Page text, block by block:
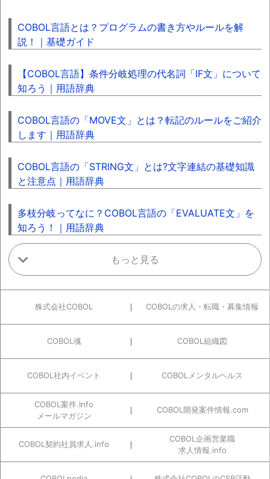
平成27年 6月30日
第10期目にして従業員数200名、
平成26年12月12日
2014年忘年会 in 第一ホテル両国
2014年社員旅行 神奈川県の箱根神社
平成26年10月28日
公益財団法人 日本盲導犬協会に寄付
平成25年12月 6日
平成25年11月10日
プライバシーマーク更新 認定番号
21000462(03)号
平成25年 3月 8日
2013年社員旅行 群馬県の榛名神社
2012年忘年会 in 渋谷東武ホテル
平成24年 3月 9日
2012年社員旅行 静岡県の三嶋大社
平成23年12月 2日
2011年忘年会 in かに道楽 新宿本店
平成23年11月10日
プライバシーマーク更新 認定番号
21000462(02)号
平成23年 3月16日
東北関東大震災に対し、義援金を送付
COBOL言語とは？プログラムの書き方やルールを解
説！｜基礎ガイド
【COBOL言語】条件分岐処理の代名詞「IF文」について
知ろう｜用語辞典
COBOL言語の「MOVE文」とは？転記のルールをご紹介
します｜用語辞典
COBOL言語の「STRING文」とは?文字連結の基礎知識
と注意点｜用語辞典
多枝分岐ってなに？COBOL言語の「EVALUATE文」を
知ろう！｜用語辞典
株式会社COBOL COBOLの求人・転職・募集情報
COBOL魂 COBOL組織図
COBOL社内イベント COBOLメンタルヘルス
COBOL案件.Info
メールマガジン
COBOL開発案件情報.com
COBOL契約社員求人.info
COBOL企画営業職
求人情報.info